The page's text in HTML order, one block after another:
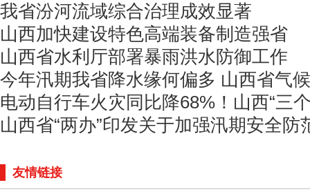
我省汾河流域综合治理成效显著
山西加快建设特色高端装备制造强省
山西省水利厅部署暴雨洪水防御工作
今年汛期我省降水缘何偏多 山西省气
电动自行车火灾同比降68%！山西“三
山西省“两办”印发关于加强汛期安全防
友情链接